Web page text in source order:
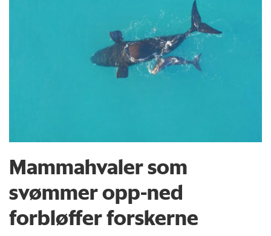
Mammahvaler som
svømmer opp-ned
forbløffer forskerne